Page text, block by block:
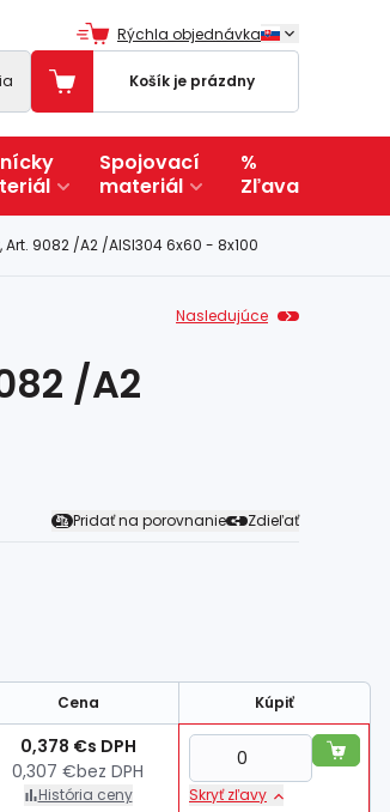
Rýchla objednávka
Košík je prázdny
Spojovací
materiál
%
Zľava
9082 /A2 /AISI304 6x60 - 8x100
Nasledujúce
/A2
Pridať na porovnanie Zdieľať
Cena Kúpiť
0,307 €bez DPH
0,378 €s DPH
História ceny Skryť zľavy